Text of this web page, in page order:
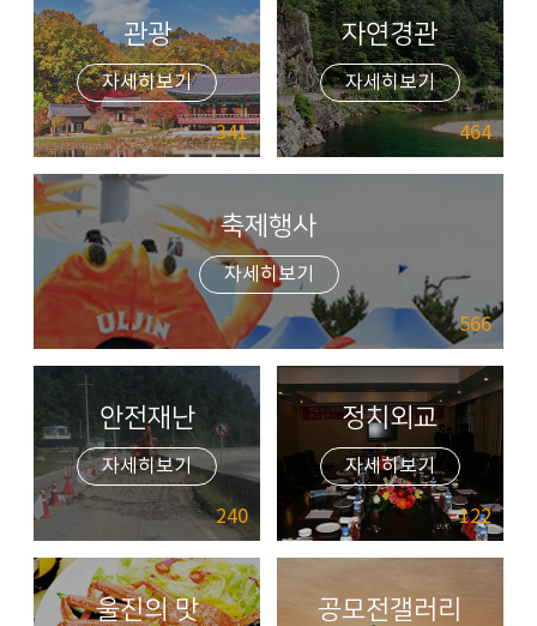
관광
자세히보기
341
자연경관
자세히보기
464
축제행사
자세히보기
566
안전재난
자세히보기
240
정치외교
자세히보기
122
울진의 맛 공모전갤러리